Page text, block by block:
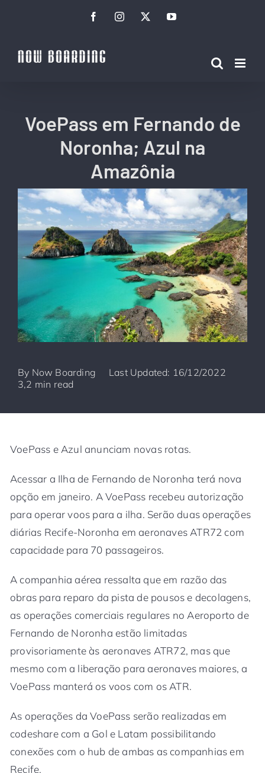
conteúdo
FacebookInstagramTwitterYouTube
VoePass em Fernando de
Noronha; Azul na
Amazônia
By Now Boarding
Last Updated: 16/12/2022
3,2 min read
VoePass e Azul anunciam novas rotas.
Acessar a Ilha de Fernando de Noronha terá nova
opção em janeiro. A VoePass recebeu autorização
para operar voos para a ilha. Serão duas operações
diárias Recife-Noronha em aeronaves ATR72 com
capacidade para 70 passageiros.
A companhia aérea ressalta que em razão das
obras para reparo da pista de pousos e decolagens,
as operações comerciais regulares no Aeroporto de
Fernando de Noronha estão limitadas
provisoriamente às aeronaves ATR72, mas que
mesmo com a liberação para aeronaves maiores, a
VoePass manterá os voos com os ATR.
As operações da VoePass serão realizadas em
codeshare com a Gol e Latam possibilitando
conexões com o hub de ambas as companhias em
Recife.